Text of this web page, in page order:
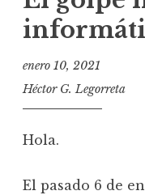
n
t
enero 10, 2021
Héctor G. Legorreta
Hola.
El pasado 6 de